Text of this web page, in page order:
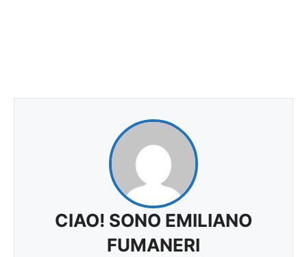
CIAO! SONO EMILIANO
FUMANERI